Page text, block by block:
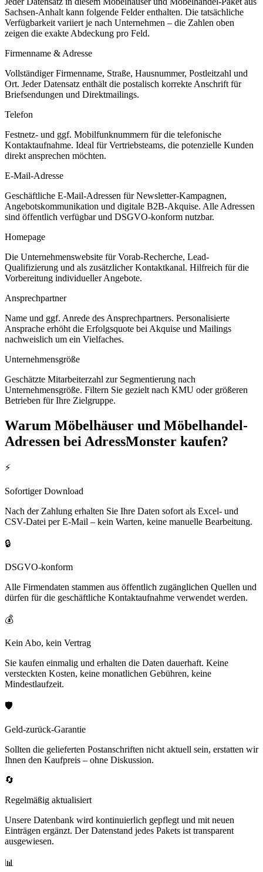
Sachsen-Anhalt kann folgende Felder enthalten. Die tatsächliche
Verfügbarkeit variiert je nach Unternehmen – die Zahlen oben
zeigen die exakte Abdeckung pro Feld.
Firmenname & Adresse
Vollständiger Firmenname, Straße, Hausnummer, Postleitzahl und
Ort. Jeder Datensatz enthält die postalisch korrekte Anschrift für
Briefsendungen und Direktmailings.
Telefon
Festnetz- und ggf. Mobilfunknummern für die telefonische
Kontaktaufnahme. Ideal für Vertriebsteams, die potenzielle Kunden
direkt ansprechen möchten.
E-Mail-Adresse
Geschäftliche E-Mail-Adressen für Newsletter-Kampagnen,
Angebotskommunikation und digitale B2B-Akquise. Alle Adressen
sind öffentlich verfügbar und DSGVO-konform nutzbar.
Homepage
Die Unternehmenswebsite für Vorab-Recherche, Lead-
Qualifizierung und als zusätzlicher Kontaktkanal. Hilfreich für die
Vorbereitung individueller Angebote.
Ansprechpartner
Name und ggf. Anrede des Ansprechpartners. Personalisierte
Ansprache erhöht die Erfolgsquote bei Akquise und Mailings
nachweislich um ein Vielfaches.
Unternehmensgröße
Geschätzte Mitarbeiterzahl zur Segmentierung nach
Unternehmensgröße. Filtern Sie gezielt nach KMU oder größeren
Betrieben für Ihre Zielgruppe.
Warum Möbelhäuser und Möbelhandel-
Adressen bei AdressMonster kaufen?
⚡
Sofortiger Download
Nach der Zahlung erhalten Sie Ihre Daten sofort als Excel- und
CSV-Datei per E-Mail – kein Warten, keine manuelle Bearbeitung.
🔒
DSGVO-konform
Alle Firmendaten stammen aus öffentlich zugänglichen Quellen und
dürfen für die geschäftliche Kontaktaufnahme verwendet werden.
💰
Kein Abo, kein Vertrag
Sie kaufen einmalig und erhalten die Daten dauerhaft. Keine
versteckten Kosten, keine monatlichen Gebühren, keine
Mindestlaufzeit.
🛡️
Geld-zurück-Garantie
Sollten die gelieferten Postanschriften nicht aktuell sein, erstatten wir
Ihnen den Kaufpreis – ohne Diskussion.
🔄
Regelmäßig aktualisiert
Unsere Datenbank wird kontinuierlich gepflegt und mit neuen
Einträgen ergänzt. Der Datenstand jedes Pakets ist transparent
ausgewiesen.
📊